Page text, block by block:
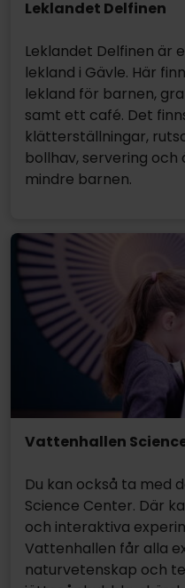
Leklandet Delfinen
Leklandet Delfinen
lekland i Gävle. Här
lekland för barnen,
samt ett café. Det
klätterställningar,
bollhav, servering och
mindre barnen.
Vattenhallen
Du kan också ta med
Science Center. Där
och interaktiva
Vattenhallen får alla
naturvetenskap och